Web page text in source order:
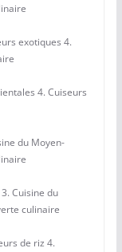
exotiques 4.
4. Cuiseurs
du Moyen-
Cuisine du
culinaire
de riz 4.